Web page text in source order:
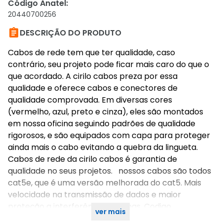
Código Anatel:
20440700256
DESCRIÇÃO DO PRODUTO
Cabos de rede tem que ter qualidade, caso
contrário, seu projeto pode ficar mais caro do que o
que acordado. A cirilo cabos preza por essa
qualidade e oferece cabos e conectores de
qualidade comprovada. Em diversas cores
(vermelho, azul, preto e cinza), eles são montados
em nossa oficina seguindo padrões de qualidade
rigorosos, e são equipados com capa para proteger
ainda mais o cabo evitando a quebra da lingueta.
Cabos de rede da cirilo cabos é garantia de
qualidade no seus projetos. nossos cabos são todos
cat5e, que é uma versão melhorada do cat5. Mais
velocidade na transmissão de dados e maior
proteção a interferência externas. Codigo
ver mais